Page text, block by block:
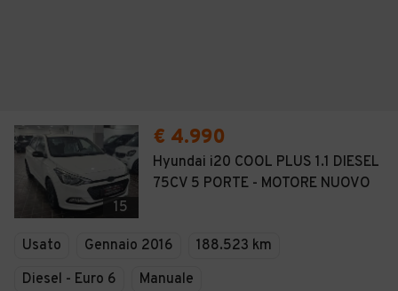
15
€ 4.990
Hyundai i20 COOL PLUS 1.1 DIESEL
75CV 5 PORTE - MOTORE NUOVO
Usato Gennaio 2016
188.523 km
Diesel - Euro 6
Manuale